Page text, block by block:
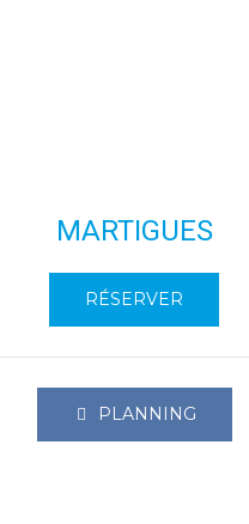
MARTIGUES
RÉSERVER
PLANNING